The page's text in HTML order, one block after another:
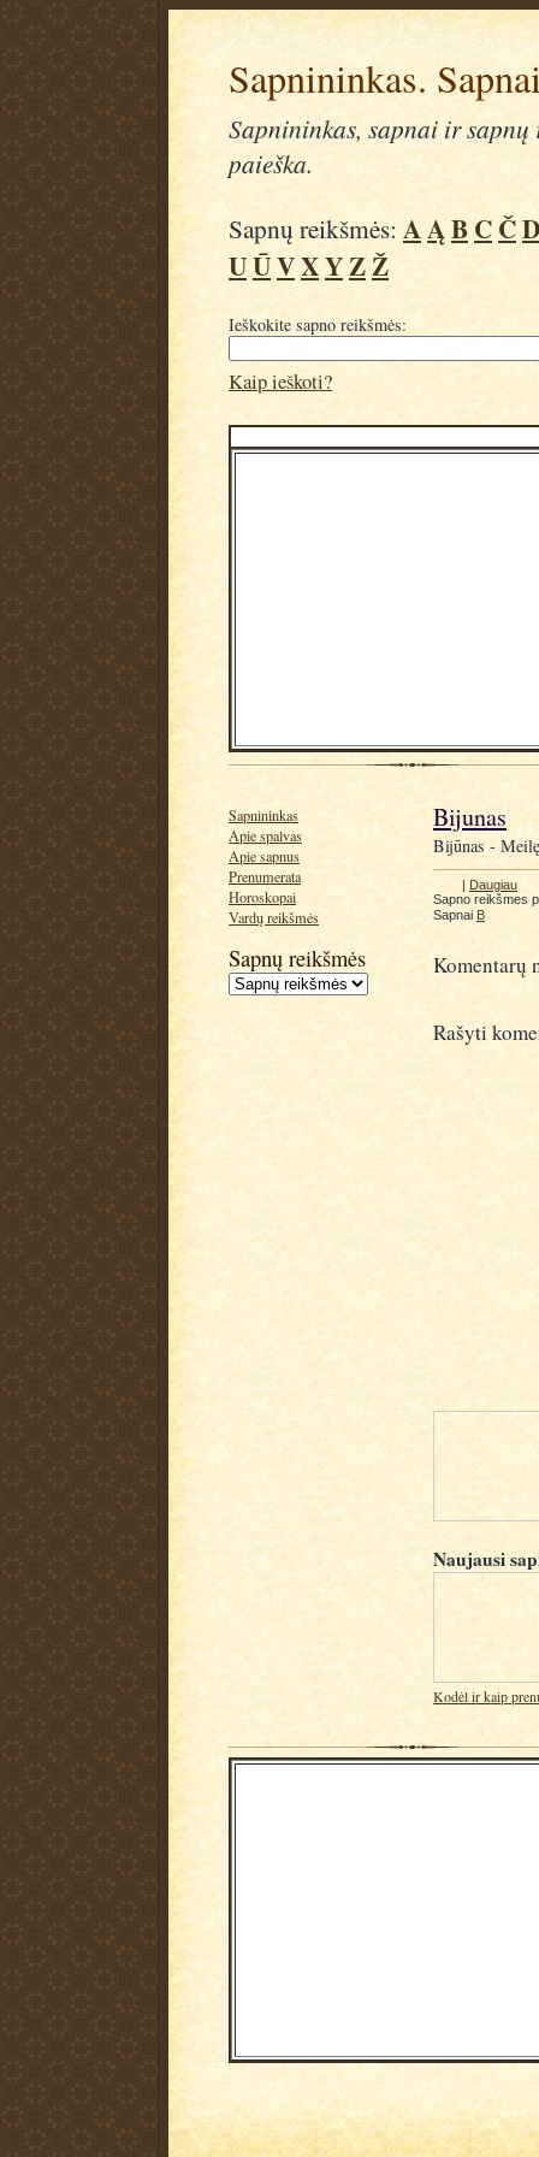
Sapnininkas.
Sapnininkas, sapnai ir
paieška.
Sapnų reikšmės: AĄBCČD
UŪVXYZŽ
Ieškokite sapno reikšmės:
Kaip ieškoti?
Sapnininkas
Apie spalvas
Apie sapnus
Prenumerata
Horoskopai
Vardų reikšmės
Sapnų reikšmės
Bijunas
Bijūnas -
| Daugiau
Sapno reikšmes
Sapnai B
Komentarų
Rašyti
Naujausi
Kodėl ir kaip